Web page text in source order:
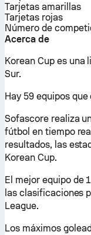
Tarjetas amarillas
Tarjetas rojas
Número de
Acerca de
Korean Cup es una
Sur.
Hay 59 equipos
Sofascore realiza
fútbol en tiempo
resultados, las
Korean Cup.
El mejor equipo de
las clasificaciones
League.
Los máximos